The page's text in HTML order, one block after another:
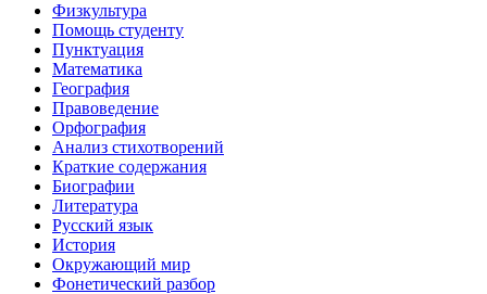
Физкультура
Помощь студенту
Пунктуация
Математика
География
Правоведение
Орфография
Анализ стихотворений
Краткие содержания
Биографии
Литература
Русский язык
История
Окружающий мир
Фонетический разбор